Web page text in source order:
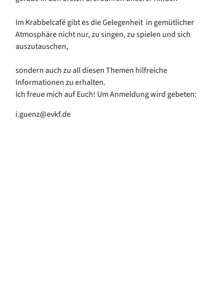
Im Krabbelcafé gibt es die Gelegenheit in gemütlicher
Atmosphäre nicht nur, zu singen, zu spielen und sich
auszutauschen,
sondern auch zu all diesen Themen hilfreiche
Informationen zu erhalten.
Ich freue mich auf Euch! Um Anmeldung wird gebeten:
i.guenz@evkf.de